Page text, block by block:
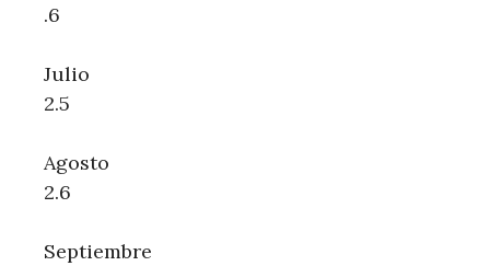
.6
Julio
2.5
Agosto
2.6
Septiembre